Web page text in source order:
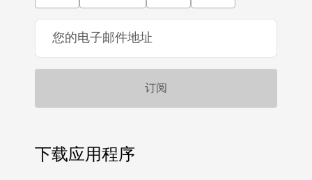
下载应用程序